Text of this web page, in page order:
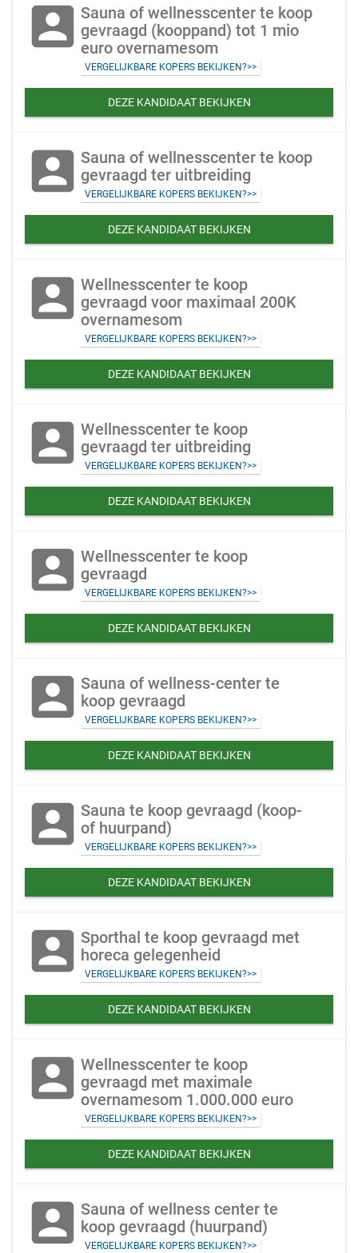
account_box Sauna of wellnesscenter te koop
gevraagd (kooppand) tot 1 mio
euro overnamesom
VERGELIJKBARE KOPERS BEKIJKEN?>>
DEZE KANDIDAAT BEKIJKEN
account_box Sauna of wellnesscenter te koop
gevraagd ter uitbreiding
VERGELIJKBARE KOPERS BEKIJKEN?>>
DEZE KANDIDAAT BEKIJKEN
account_box Wellnesscenter te koop
gevraagd voor maximaal 200K
overnamesom
VERGELIJKBARE KOPERS BEKIJKEN?>>
DEZE KANDIDAAT BEKIJKEN
account_box Wellnesscenter te koop
gevraagd ter uitbreiding
VERGELIJKBARE KOPERS BEKIJKEN?>>
DEZE KANDIDAAT BEKIJKEN
account_box Wellnesscenter te koop
gevraagd
VERGELIJKBARE KOPERS BEKIJKEN?>>
DEZE KANDIDAAT BEKIJKEN
account_box Sauna of wellness-center te
koop gevraagd
VERGELIJKBARE KOPERS BEKIJKEN?>>
DEZE KANDIDAAT BEKIJKEN
account_box Sauna te koop gevraagd (koop-
of huurpand)
VERGELIJKBARE KOPERS BEKIJKEN?>>
DEZE KANDIDAAT BEKIJKEN
account_box Sporthal te koop gevraagd met
horeca gelegenheid
VERGELIJKBARE KOPERS BEKIJKEN?>>
DEZE KANDIDAAT BEKIJKEN
account_box Wellnesscenter te koop
gevraagd met maximale
overnamesom 1.000.000 euro
VERGELIJKBARE KOPERS BEKIJKEN?>>
DEZE KANDIDAAT BEKIJKEN
account_box Sauna of wellness center te
koop gevraagd (huurpand)
VERGELIJKBARE KOPERS BEKIJKEN?>>